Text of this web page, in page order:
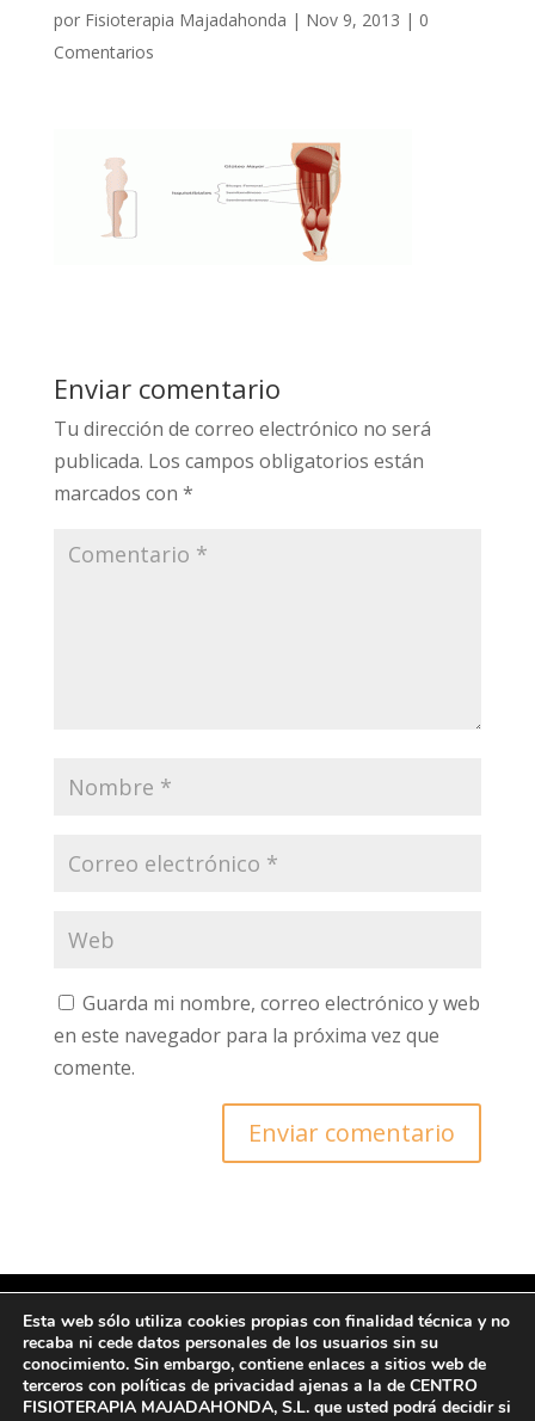
por Fisioterapia Majadahonda | Nov 9, 2013 | 0
Comentarios
Enviar comentario
Tu dirección de correo electrónico no será
publicada. Los campos obligatorios están
marcados con *
Guarda mi nombre, correo electrónico y web
en este navegador para la próxima vez que
comente.
© Copyright 2022 CFM
Esta web sólo utiliza cookies propias con finalidad técnica y no
recaba ni cede datos personales de los usuarios sin su
conocimiento. Sin embargo, contiene enlaces a sitios web de
terceros con políticas de privacidad ajenas a la de CENTRO
FISIOTERAPIA MAJADAHONDA, S.L. que usted podrá decidir si